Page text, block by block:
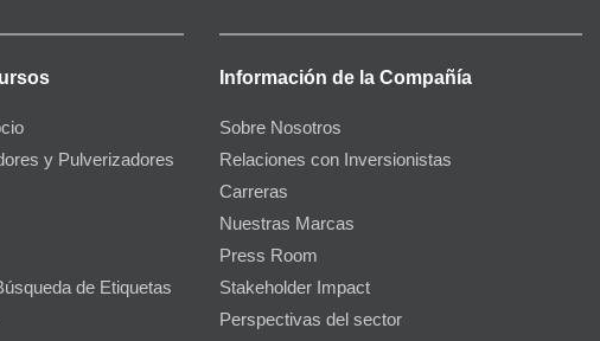
y Pulverizadores
de Etiquetas
Información de la Compañía
Sobre Nosotros
Relaciones con Inversionistas
Carreras
Nuestras Marcas
Press Room
Stakeholder Impact
Perspectivas del sector